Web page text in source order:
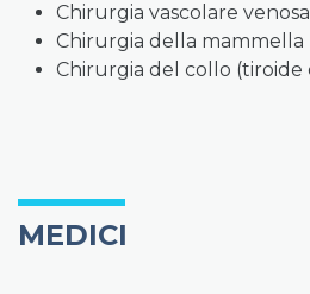
Chirurgia vascolare
Chirurgia della mammella
Chirurgia del collo (tiroide
MEDICI